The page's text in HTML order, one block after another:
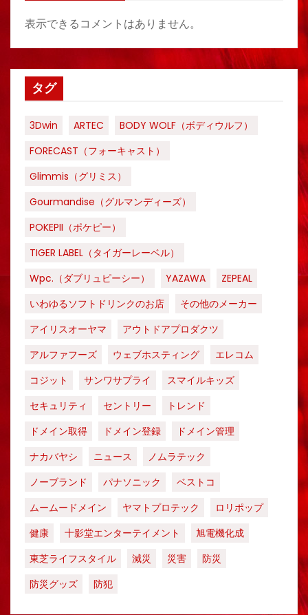
表示できるコメントはありません。
タグ
3Dwin ARTEC
BODY WOLF（ボディウルフ）
FORECAST（フォーキャスト）
Glimmis（グリミス）
Gourmandise（グルマンディーズ）
POKEPII（ポケピー）
TIGER LABEL（タイガーレーベル）
Wpc.（ダブリュピーシー）
YAZAWA
ZEPEAL
いわゆるソフトドリンクのお店
その他のメーカー
アイリスオーヤマ
アウトドアプロダクツ
アルファフーズ
ウェブホスティング
エレコム
コジット
サンワサプライ
スマイルキッズ
セキュリティ
セントリー
トレンド
ドメイン取得
ドメイン登録
ドメイン管理
ナカバヤシ
ニュース
ノムラテック
ノーブランド
パナソニック
ベストコ
ムームードメイン
ヤマトプロテック
ロリポップ
健康
十影堂エンターテイメント
旭電機化成
東芝ライフスタイル
減災 災害
防災
防災グッズ
防犯